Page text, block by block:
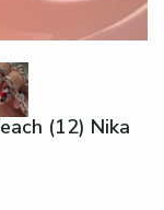
(12) Nika